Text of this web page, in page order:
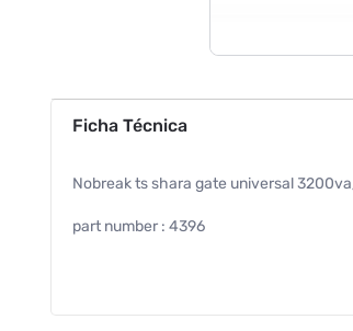
Ficha Técnica
Nobreak ts shara gate universal
part number : 4396